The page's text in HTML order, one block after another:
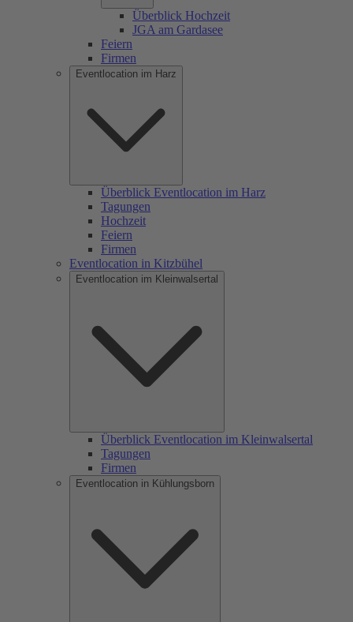
Überblick Hochzeit
JGA am Gardasee
Feiern
Firmen
Eventlocation im Harz
Überblick Eventlocation im Harz
Tagungen
Hochzeit
Feiern
Firmen
Eventlocation in Kitzbühel
Eventlocation im Kleinwalsertal
Überblick Eventlocation im Kleinwalsertal
Tagungen
Firmen
Eventlocation in Kühlungsborn